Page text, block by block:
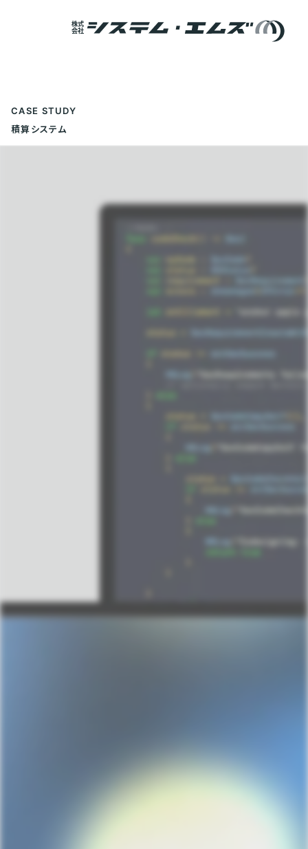
CASE STUDY
積算システム